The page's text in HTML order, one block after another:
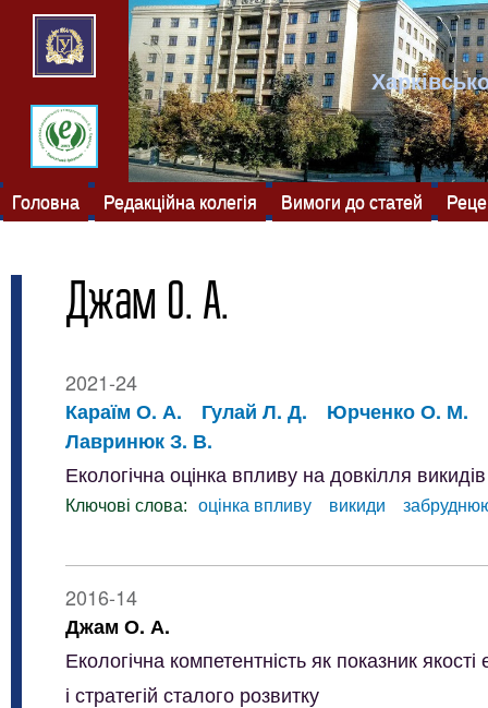
Головна Редакційна колегія Вимоги до статей
Джам О. А.
2021-24
Караїм О. А.
Гулай Л. Д.
Юрченко О. М.
Лавринюк З. В.
Екологічна оцінка впливу на довкілля
Ключові слова: оцінка впливу викиди
2016-14
Джам О. А.
Екологічна компетентність як показник
і стратегій сталого розвитку